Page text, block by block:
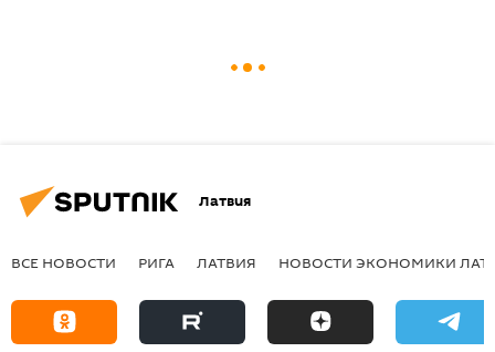
Латвия
ВСЕ НОВОСТИ РИГА ЛАТВИЯ НОВОСТИ ЭКОНОМИКИ